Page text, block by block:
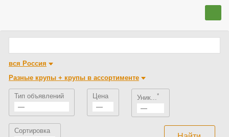
вся Россия
Разные крупы + крупы в ассортименте
Тип объявлений
—
Цена
—
Уник...*
—
Сортировка